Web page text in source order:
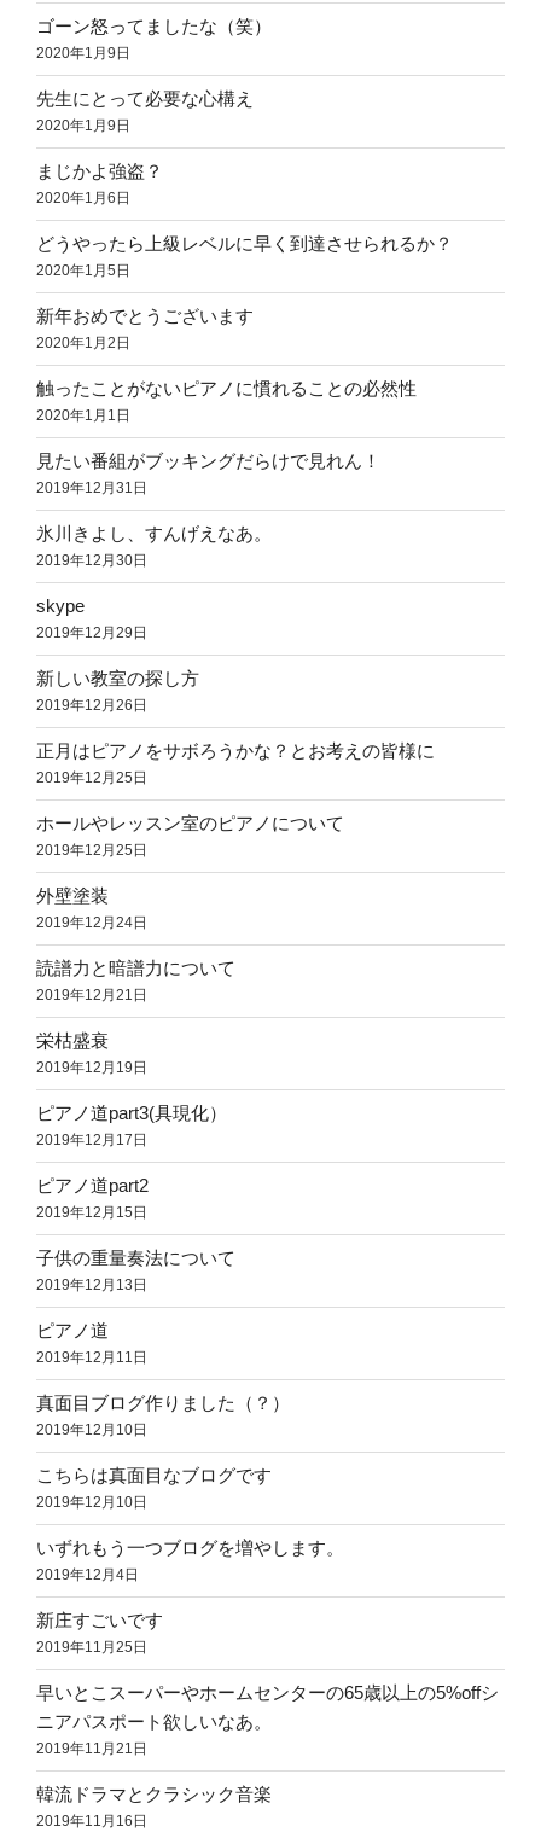
ゴーン怒ってましたな（笑）
2020年1月9日
先生にとって必要な心構え
2020年1月9日
まじかよ強盗？
2020年1月6日
どうやったら上級レベルに早く到達させられるか？
2020年1月5日
新年おめでとうございます
2020年1月2日
触ったことがないピアノに慣れることの必然性
2020年1月1日
見たい番組がブッキングだらけで見れん！
2019年12月31日
氷川きよし、すんげえなあ。
2019年12月30日
skype
2019年12月29日
新しい教室の探し方
2019年12月26日
正月はピアノをサボろうかな？とお考えの皆様に
2019年12月25日
ホールやレッスン室のピアノについて
2019年12月25日
外壁塗装
2019年12月24日
読譜力と暗譜力について
2019年12月21日
栄枯盛衰
2019年12月19日
ピアノ道part3(具現化）
2019年12月17日
ピアノ道part2
2019年12月15日
子供の重量奏法について
2019年12月13日
ピアノ道
2019年12月11日
真面目ブログ作りました（？）
2019年12月10日
こちらは真面目なブログです
2019年12月10日
いずれもう一つブログを増やします。
2019年12月4日
新庄すごいです
2019年11月25日
早いとこスーパーやホームセンターの65歳以上の5%offシ
ニアパスポート欲しいなあ。
2019年11月21日
韓流ドラマとクラシック音楽
2019年11月16日